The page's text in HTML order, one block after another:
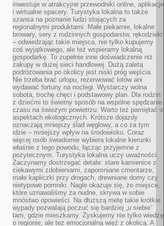
inwestuje w atrakcyjne przewodniki online, aplikacje
i wirtualne spacery. Turystyka lokalna to także
szansa na poznanie ludzi stojących za
regionalnymi produktami. Małe piekarnie, lokalne
browary, sery z rodzinnych gospodarstw, rękodzieło
– odwiedzając takie miejsca, nie tylko kupujemy
coś wyjątkowego, ale też wspieramy lokalną
gospodarkę. To zupełnie inne doświadczenie niż
zakupy w dużej sieci handlowej. Dużą zaletą
podróżowania po okolicy jest niski próg wejścia.
Nie trzeba brać urlopu, rezerwować lotów ani
wydawać fortuny na noclegi. Wystarczy wolna
sobota, trochę chęci i podstawowy plan. Dla rodzin
z dziećmi to świetny sposób na wspólne spędzanie
czasu na świeżym powietrzu. Warto też pamiętać o
aspektach ekologicznych. Krótsze dojazdy
oznaczają mniejszy ślad węglowy, a co za tym
idzie – mniejszy wpływ na środowisko. Coraz
więcej osób świadomie wybiera lokalne kierunki
właśnie z tego powodu, łącząc przyjemne z
pożytecznym. Turystyka lokalna uczy uważności.
Zaczynamy dostrzegać detale: stare kamienice z
ciekawymi zdobieniami, zapomniane cmentarze,
małe kapliczki przy drogach, drewniane domy czy
nietypowe pomniki. Nagle okazuje się, że miejsce,
które uznawaliśmy za nudne, skrywa w sobie
mnóstwo opowieści. Na dłuższą metę takie krótkie
wypady pozwalają poczuć się bardziej „u siebie”
tam, gdzie mieszkamy. Zyskujemy nie tylko wiedzę
o regionie, ale też emocjonalną więź z okolicą. A